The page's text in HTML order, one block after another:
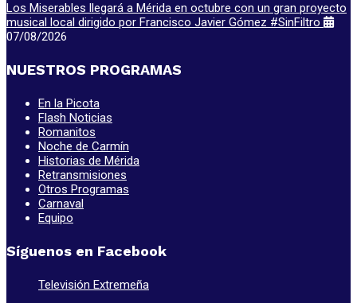
Los Miserables llegará a Mérida en octubre con un gran proyecto
musical local dirigido por Francisco Javier Gómez #SinFiltro
07/08/2026
NUESTROS PROGRAMAS
En la Picota
Flash Noticias
Romanitos
Noche de Carmín
Historias de Mérida
Retransmisiones
Otros Programas
Carnaval
Equipo
Síguenos en Facebook
Televisión Extremeña